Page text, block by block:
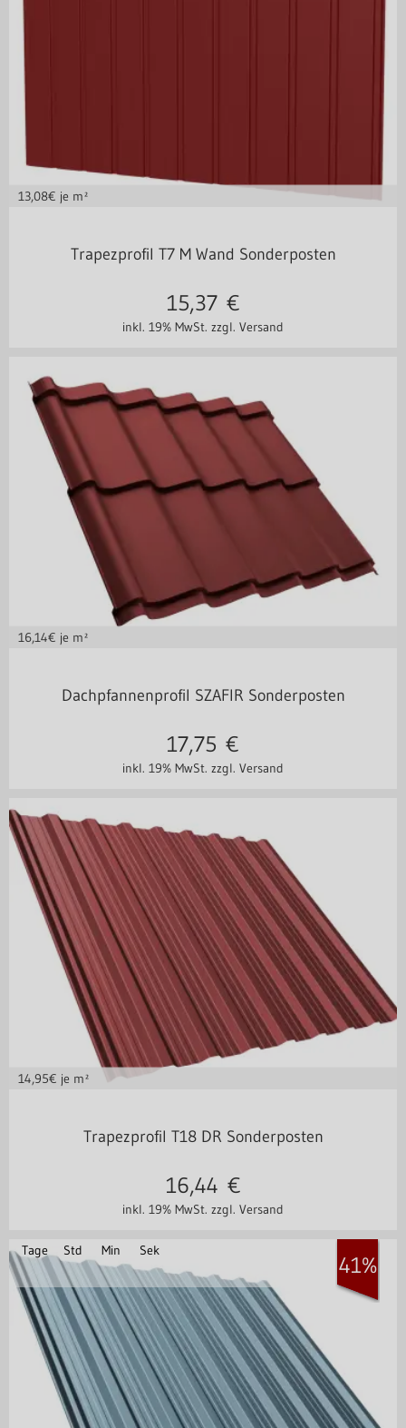
13,08€ je m²
Trapezprofil T7 M Wand Sonderposten
inkl. 19% MwSt. zzgl. Versand
15,37€
16,14€ je m²
Dachpfannenprofil SZAFIR Sonderposten
inkl. 19% MwSt. zzgl. Versand
17,75 €
14,95€ je m²
Trapezprofil T18 DR Sonderposten
inkl. 19% MwSt. zzgl. Versand
16,44 €
Tage Std Min Sek
41%